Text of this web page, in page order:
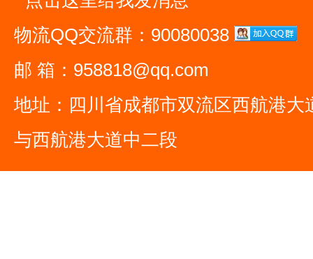
物流QQ交流群：90080038
邮 箱：958818@qq.com
地址：四川省成都市双流区西航港大
与西航港大道中二段